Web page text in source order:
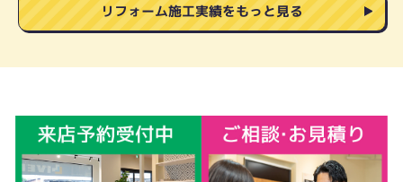
リフォーム施工実績をもっと見る